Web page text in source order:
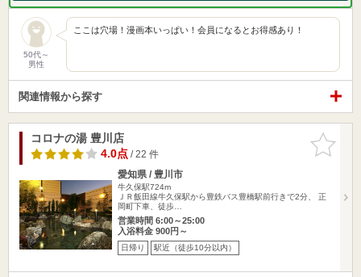
50代～
男性
ここは穴場！漫画本いっぱい！会員になるとお得感あり！
関連情報から探す
お気に入
りに追加
コロナの湯 豊川店
4.0点/ 22 件
愛知県 / 豊川市
牛久保駅724m
ＪＲ飯田線牛久保駅から豊鉄バス豊橋駅前行きで2分、 正
岡町下車、徒歩…
営業時間 6:00～25:00
入浴料金 900円～
日帰り 駅近（徒歩10分以内）